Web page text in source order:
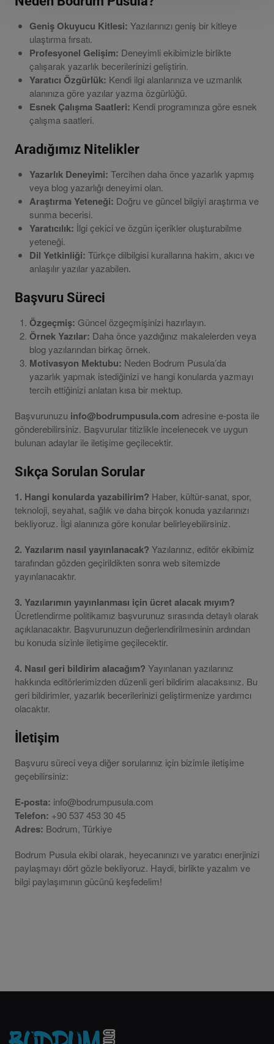
Geniş Okuyucu Kitlesi: Yazılarınızı geniş bir kitleye
ulaştırma fırsatı.
Profesyonel Gelişim: Deneyimli ekibimizle birlikte
çalışarak yazarlık becerilerinizi geliştirin.
Yaratıcı Özgürlük: Kendi ilgi alanlarınıza ve uzmanlık
alanınıza göre yazılar yazma özgürlüğü.
Esnek Çalışma Saatleri: Kendi programınıza göre esnek
çalışma saatleri.
Aradığımız Nitelikler
Yazarlık Deneyimi: Tercihen daha önce yazarlık yapmış
veya blog yazarlığı deneyimi olan.
Araştırma Yeteneği: Doğru ve güncel bilgiyi araştırma ve
sunma becerisi.
Yaratıcılık: İlgi çekici ve özgün içerikler oluşturabilme
yeteneği.
Dil Yetkinliği: Türkçe dilbilgisi kurallarına hakim, akıcı ve
anlaşılır yazılar yazabilen.
Başvuru Süreci
Özgeçmiş: Güncel özgeçmişinizi hazırlayın.
Örnek Yazılar: Daha önce yazdığınız makalelerden veya
blog yazılarından birkaç örnek.
Motivasyon Mektubu: Neden Bodrum Pusula’da
yazarlık yapmak istediğinizi ve hangi konularda yazmayı
tercih ettiğinizi anlatan kısa bir mektup.
Başvurunuzu info@bodrumpusula.com adresine e-posta ile
gönderebilirsiniz. Başvurular titizlikle incelenecek ve uygun
bulunan adaylar ile iletişime geçilecektir.
Sıkça Sorulan Sorular
1. Hangi konularda yazabilirim? Haber, kültür-sanat, spor,
teknoloji, seyahat, sağlık ve daha birçok konuda yazılarınızı
bekliyoruz. İlgi alanınıza göre konular belirleyebilirsiniz.
2. Yazılarım nasıl yayınlanacak? Yazılarınız, editör ekibimiz
tarafından gözden geçirildikten sonra web sitemizde
yayınlanacaktır.
3. Yazılarımın yayınlanması için ücret alacak mıyım?
Ücretlendirme politikamız başvurunuz sırasında detaylı olarak
açıklanacaktır. Başvurunuzun değerlendirilmesinin ardından
bu konuda sizinle iletişime geçilecektir.
4. Nasıl geri bildirim alacağım? Yayınlanan yazılarınız
hakkında editörlerimizden düzenli geri bildirim alacaksınız. Bu
geri bildirimler, yazarlık becerilerinizi geliştirmenize yardımcı
olacaktır.
İletişim
Başvuru süreci veya diğer sorularınız için bizimle iletişime
geçebilirsiniz:
E-posta: info@bodrumpusula.com
Telefon: +90 537 453 30 45
Adres: Bodrum, Türkiye
Bodrum Pusula ekibi olarak, heyecanınızı ve yaratıcı enerjinizi
paylaşmayı dört gözle bekliyoruz. Haydi, birlikte yazalım ve
bilgi paylaşımının gücünü keşfedelim!